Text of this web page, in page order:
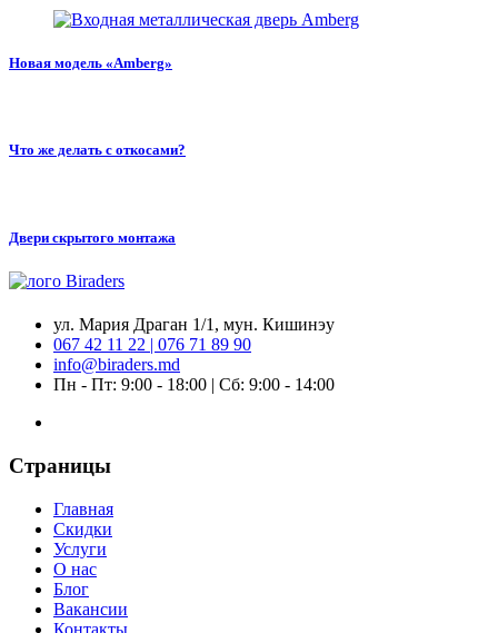
Новая модель «Amberg»
Что же делать с откосами?
Двери скрытого монтажа
ул. Мария Драган 1/1, мун. Кишинэу
067 42 11 22 | 076 71 89 90
info@biraders.md
Пн - Пт: 9:00 - 18:00 | Сб: 9:00 - 14:00
Страницы
Главная
Скидки
Услуги
О нас
Блог
Вакансии
Контакты